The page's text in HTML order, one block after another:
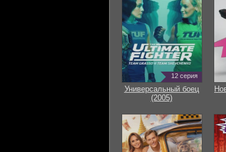
12 серия
Универсальный боец
(2005)